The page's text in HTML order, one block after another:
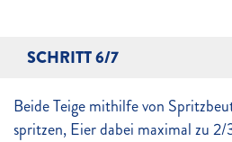
SCHRITT 6/7
Beide Teige mithilfe von
spritzen, Eier dabei maximal zu